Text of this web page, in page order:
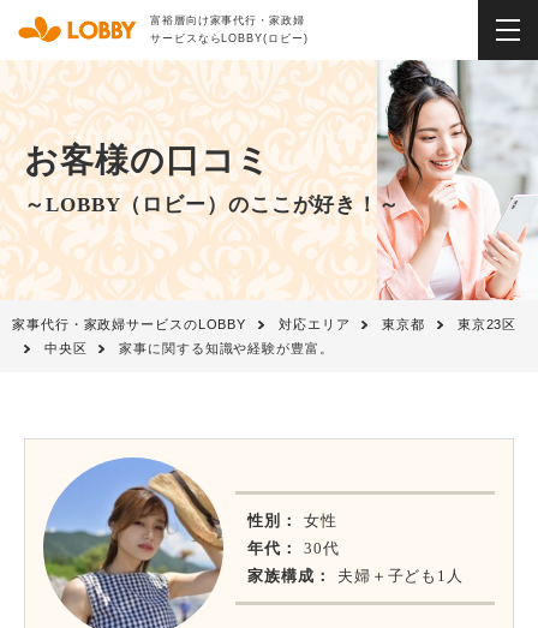
富裕層向け家事代行・家政婦
サービスならLOBBY(ロビー)
お客様の口コミ
～LOBBY（ロビー）のここが好き！～
家事代行・家政婦サービスのLOBBY 対応エリア 東京都
東京23区
中央区
家事に関する知識や経験が豊富。
性別：
女性
年代：
30代
家族構成：
夫婦＋子ども1人